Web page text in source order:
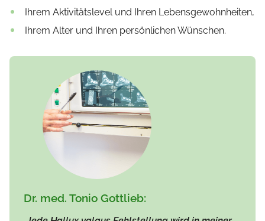
Ihrem Aktivitätslevel und Ihren Lebensgewohnheiten,
Ihrem Alter und Ihren persönlichen Wünschen.
Dr. med. Tonio Gottlieb: